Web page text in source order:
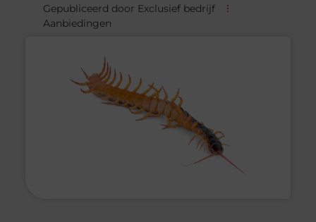
Gepubliceerd door Exclusief bedrijf
Aanbiedingen